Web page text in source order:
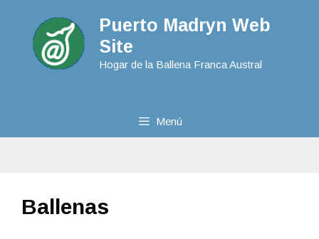
Puerto Madryn Web
Site
Hogar de la Ballena Franca Austral
Menú
Ballenas